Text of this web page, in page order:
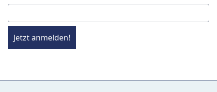
Jetzt anmelden!